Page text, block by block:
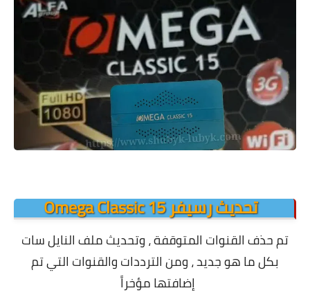
تحديث رسيفر Omega Classic 15
تم حذف القنوات المتوقفة ، وتحديث ملف النايل سات
بكل ما هو جديد ، ومن الترددات والقنوات التي تم
إضافتها مؤخراً